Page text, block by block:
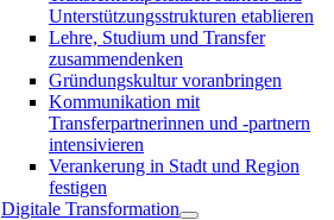
Unterstützungsstrukturen etablieren
Lehre, Studium und Transfer
zusammendenken
Gründungskultur voranbringen
Kommunikation mit
Transferpartnerinnen und -partnern
intensivieren
Verankerung in Stadt und Region
festigen
Digitale Transformation